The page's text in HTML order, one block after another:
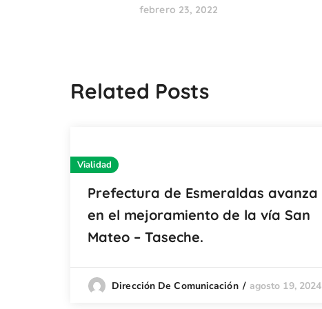
febrero 23, 2022
Related Posts
Vialidad
Prefectura de Esmeraldas avanza
en el mejoramiento de la vía San
Mateo – Taseche.
Dirección De Comunicación agosto 19, 2024